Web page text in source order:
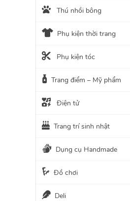
Thú nhồi bông
Phụ kiện thời trang
Phụ kiện tóc
Trang điểm – Mỹ phẩm
Điện tử
Trang trí sinh nhật
Dụng cụ Handmade
Đồ chơi
Deli